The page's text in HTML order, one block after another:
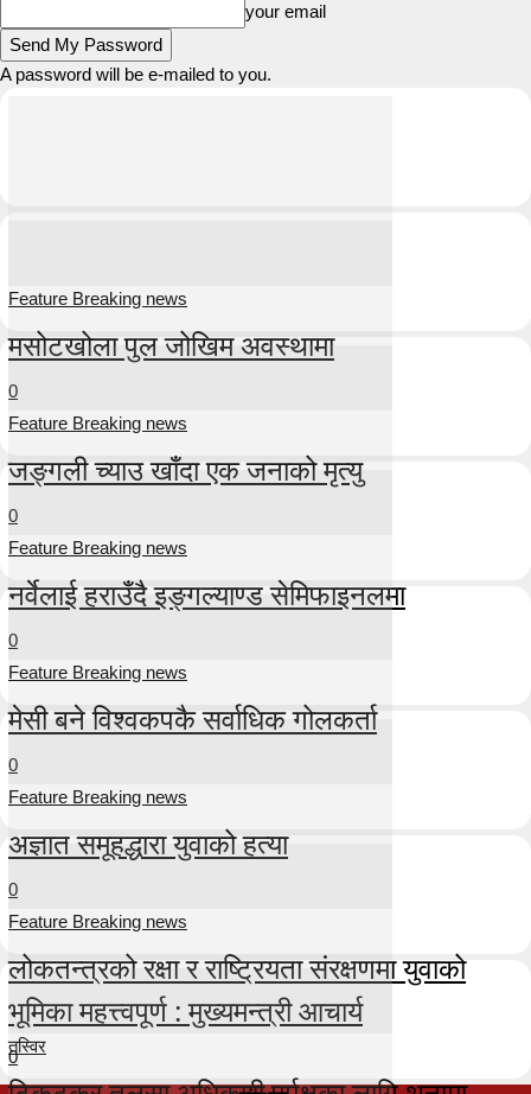
your email
A password will be e-mailed to you.
Feature Breaking news
मसोटखोला पुल जोखिम अवस्थामा
0
Feature Breaking news
जङ्गली च्याउ खाँदा एक जनाको मृत्यु
0
Feature Breaking news
नर्वेलाई हराउँदै इङ्गल्याण्ड सेमिफाइनलमा
0
Feature Breaking news
मेसी बने विश्वकपकै सर्वाधिक गोलकर्ता
0
Feature Breaking news
अज्ञात समूहद्धारा युवाको हत्या
0
Feature Breaking news
लोकतन्त्रको रक्षा र राष्ट्रियता संरक्षणमा युवाको
भूमिका महत्त्वपूर्ण : मुख्यमन्त्री आचार्य
0
तस्विर